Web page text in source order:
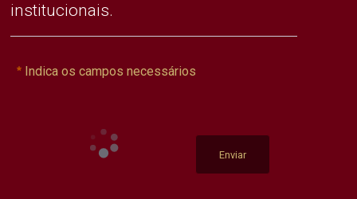
institucionais.
Indica os campos necessários
Enviar